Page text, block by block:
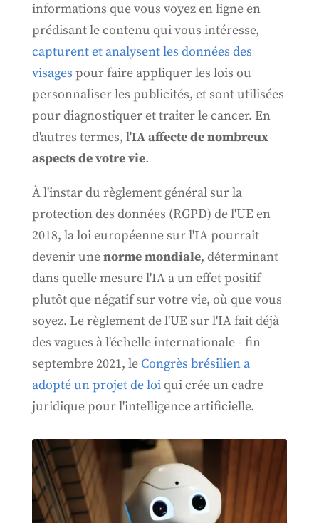
informations que vous voyez en ligne en
prédisant le contenu qui vous intéresse,
capturent et analysent les données des
visages pour faire appliquer les lois ou
personnaliser les publicités, et sont utilisées
pour diagnostiquer et traiter le cancer. En
d'autres termes, l'IA affecte de nombreux
aspects de votre vie.
À l'instar du règlement général sur la
protection des données (RGPD) de l'UE en
2018, la loi européenne sur l'IA pourrait
devenir unenorme mondiale, déterminant
dans quelle mesure l'IA a un effet positif
plutôt que négatif sur votre vie, où que vous
soyez. Le règlement de l'UE sur l'IA fait déjà
des vagues à l'échelle internationale - fin
septembre 2021, le Congrès brésilien a
adopté un projet de loiqui crée un cadre
juridique pour l'intelligence artificielle.